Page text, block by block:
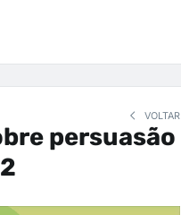
VOLTAR
persuasão